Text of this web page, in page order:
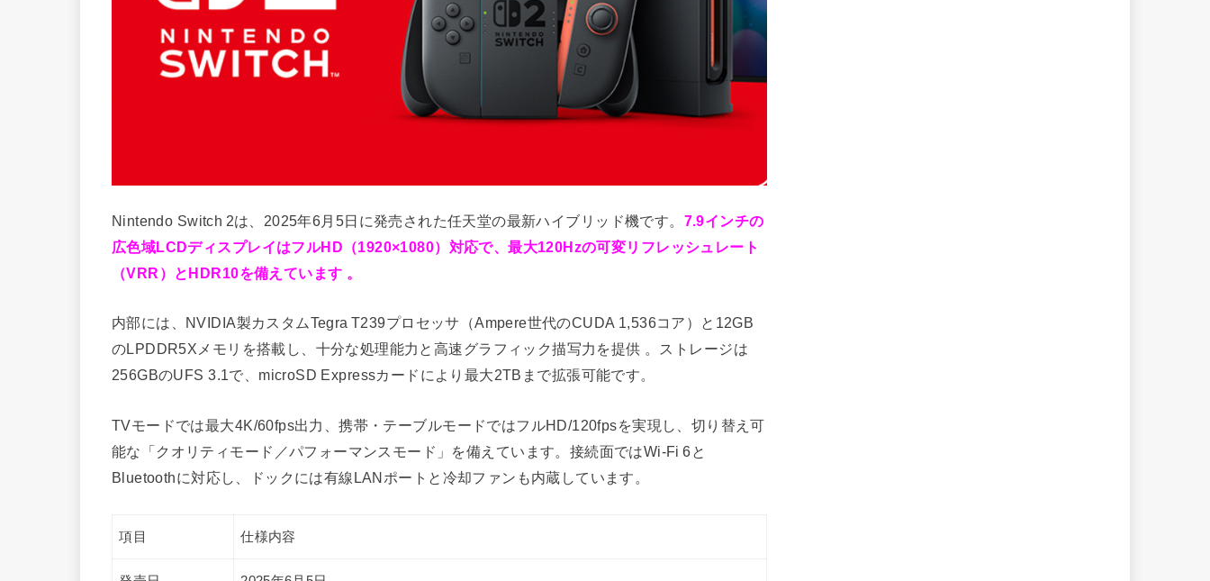
Nintendo Switch 2は、2025年6月5日に発売された任天堂の最新ハイブリッド機です。 7.9インチの
広色域LCDディスプレイはフルHD（1920×1080）対応で、最大120Hzの可変リフレッシュレート
（VRR）とHDR10を備えています 。
内部には、NVIDIA製カスタムTegra T239プロセッサ（Ampere世代のCUDA 1,536コア）と12GB
のLPDDR5Xメモリを搭載し、十分な処理能力と高速グラフィック描写力を提供 。ストレージは
256GBのUFS 3.1で、microSD Expressカードにより最大2TBまで拡張可能です。
TVモードでは最大4K/60fps出力、携帯・テーブルモードではフルHD/120fpsを実現し、切り替え可
能な「クオリティモード／パフォーマンスモード」を備えています。接続面ではWi‑Fi 6と
Bluetoothに対応し、ドックには有線LANポートと冷却ファンも内蔵しています。
項目 仕様内容